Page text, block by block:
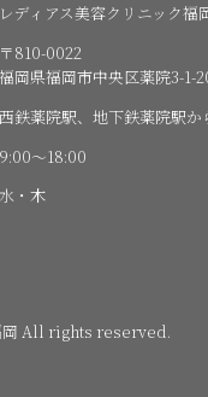
レディアス美容クリニック福
〒810-0022
福岡県福岡市中央区薬院3-1-
西鉄薬院駅、地下鉄薬院駅か
9:00〜18:00
水・木
岡 All rights reserved.